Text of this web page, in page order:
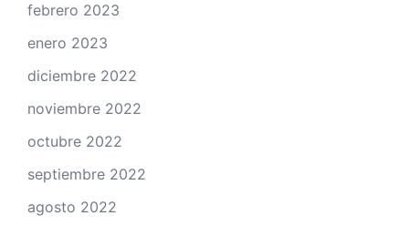
febrero 2023
enero 2023
diciembre 2022
noviembre 2022
octubre 2022
septiembre 2022
agosto 2022